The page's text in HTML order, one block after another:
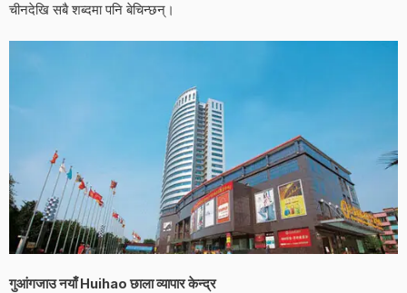
चीनदेखि सबै शब्दमा पनि बेचिन्छन्।
गुआंगजाउ नयाँ Huihao छाला व्यापार केन्द्र